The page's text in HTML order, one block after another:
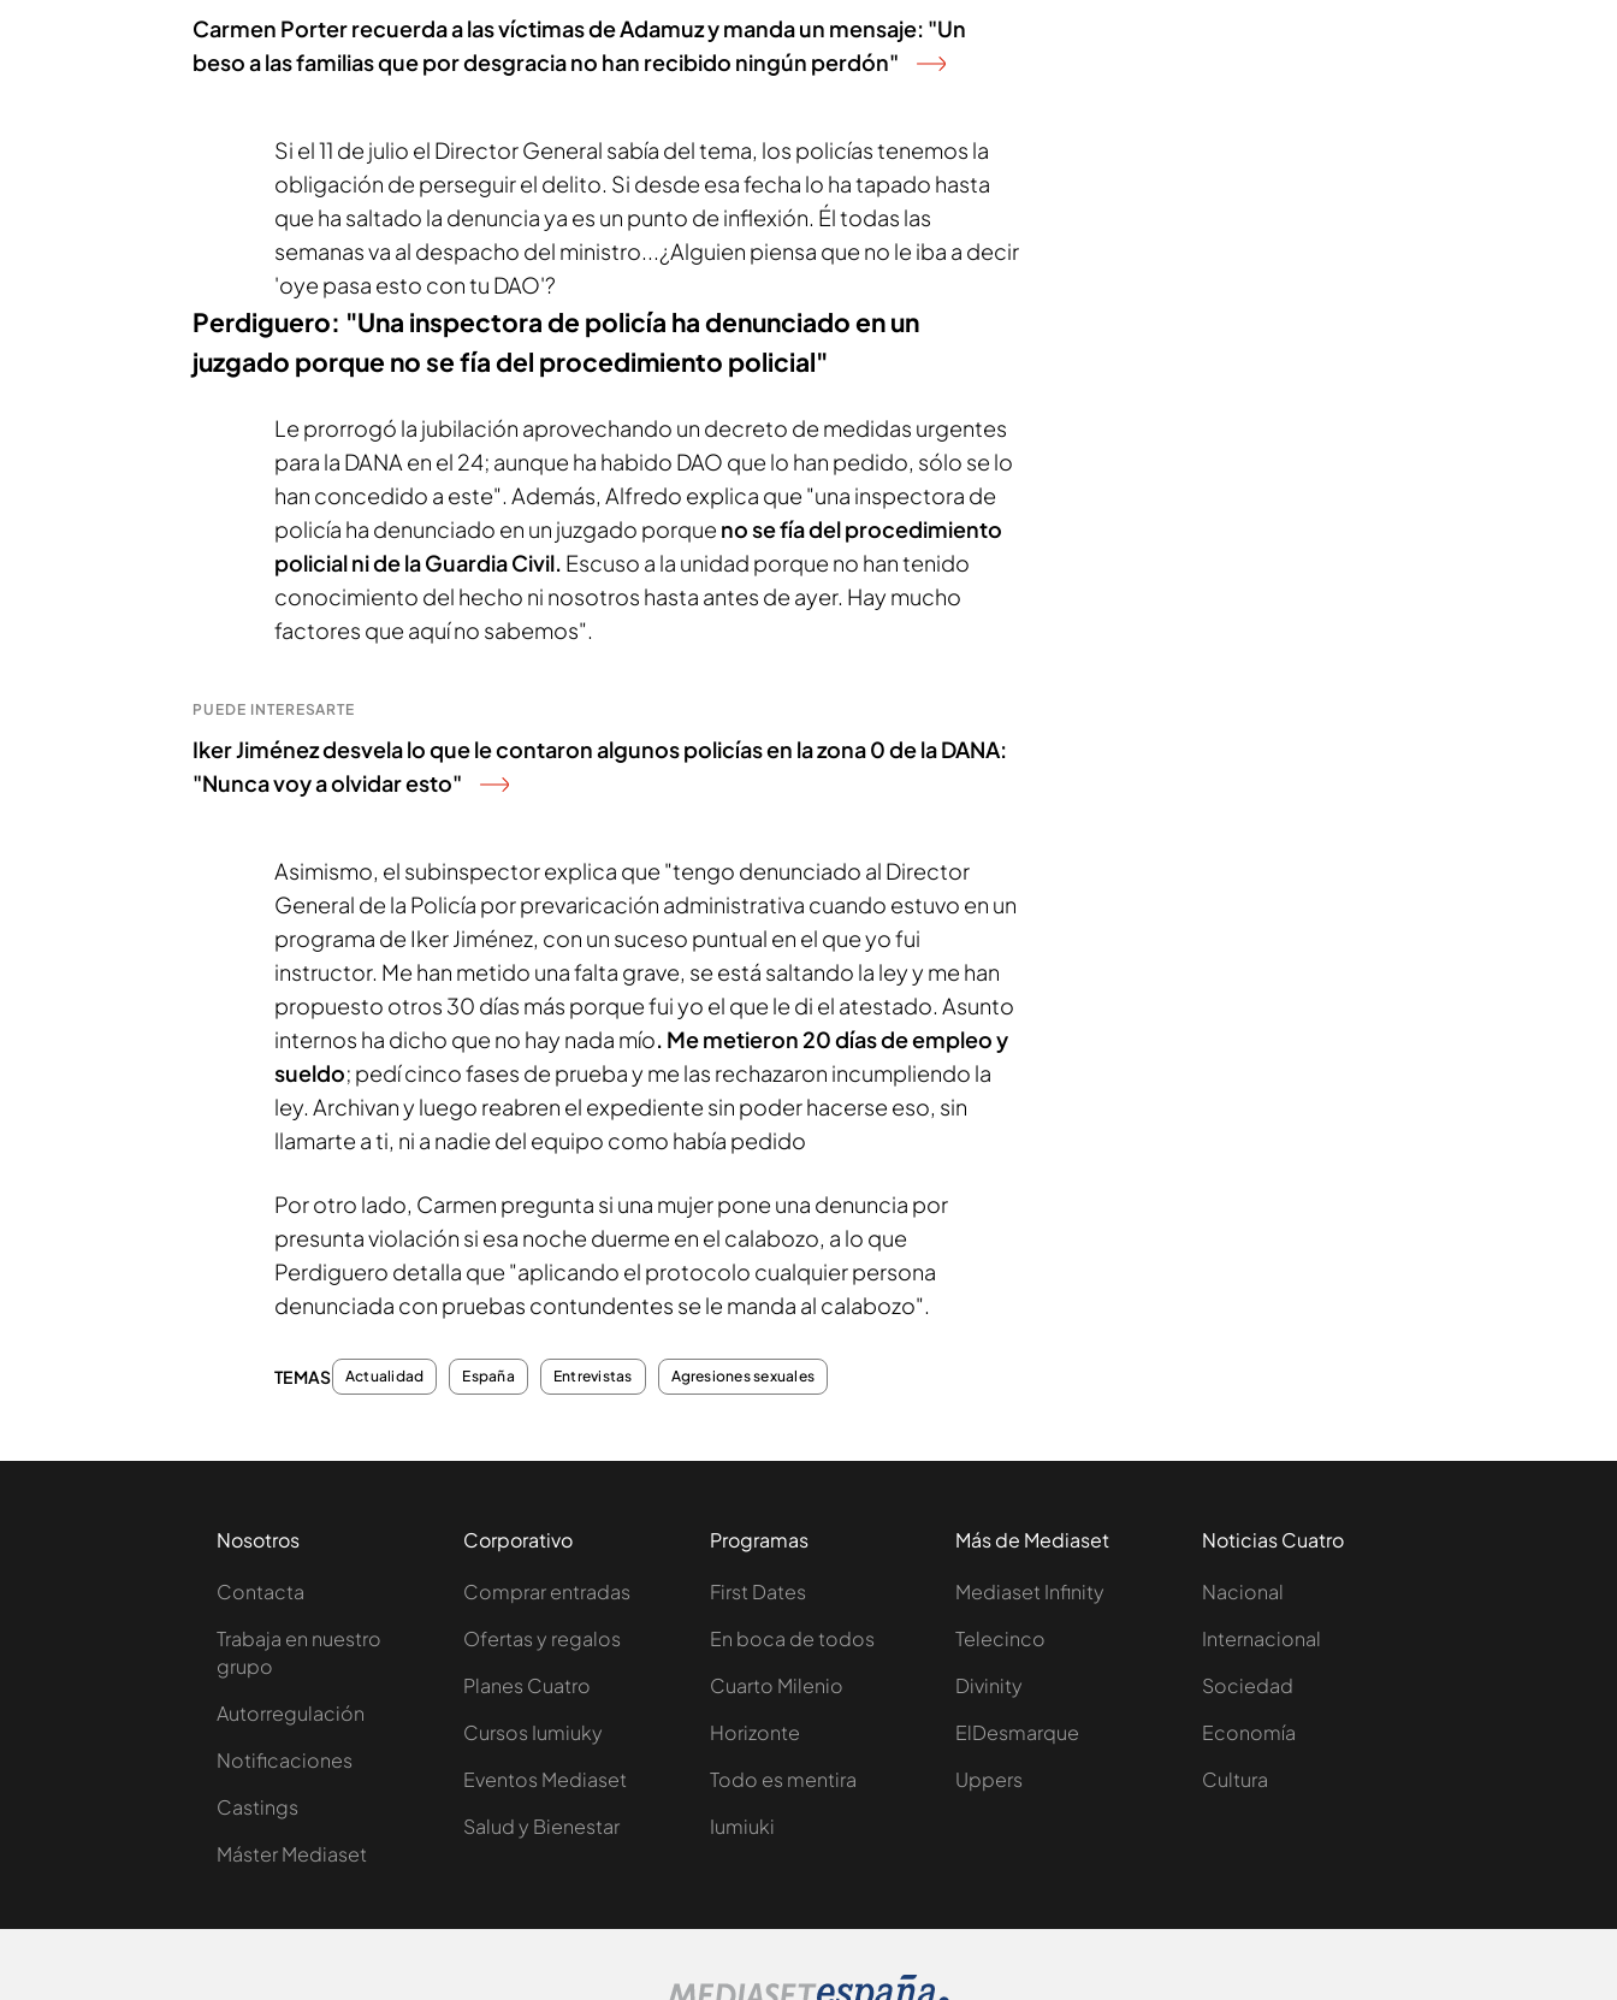
Carmen Porter recuerda a las víctimas de Adamuz y manda un mensaje: "Un
beso a las familias que por desgracia no han recibido ningún perdón"
Si el 11 de julio el Director General sabía del tema, los policías tenemos la
obligación de perseguir el delito. Si desde esa fecha lo ha tapado hasta
que ha saltado la denuncia ya es un punto de inflexión. Él todas las
semanas va al despacho del ministro...¿Alguien piensa que no le iba a decir
'oye pasa esto con tu DAO'?
Perdiguero: "Una inspectora de policía ha denunciado en un
juzgado porque no se fía del procedimiento policial"
Le prorrogó la jubilación aprovechando un decreto de medidas urgentes
para la DANA en el 24; aunque ha habido DAO que lo han pedido, sólo se lo
han concedido a este". Además, Alfredo explica que "una inspectora de
policía ha denunciado en un juzgado porque no se fía del procedimiento
policial ni de la Guardia Civil. Escuso a la unidad porque no han tenido
conocimiento del hecho ni nosotros hasta antes de ayer. Hay mucho
factores que aquí no sabemos".
PUEDE INTERESARTE
Iker Jiménez desvela lo que le contaron algunos policías en la zona 0 de la DANA:
"Nunca voy a olvidar esto"
Asimismo, el subinspector explica que "tengo denunciado al Director
General de la Policía por prevaricación administrativa cuando estuvo en un
programa de Iker Jiménez, con un suceso puntual en el que yo fui
instructor. Me han metido una falta grave, se está saltando la ley y me han
propuesto otros 30 días más porque fui yo el que le di el atestado. Asunto
internos ha dicho que no hay nada mío. Me metieron 20 días de empleo y
sueldo; pedí cinco fases de prueba y me las rechazaron incumpliendo la
ley. Archivan y luego reabren el expediente sin poder hacerse eso, sin
llamarte a ti, ni a nadie del equipo como había pedido
Por otro lado, Carmen pregunta si una mujer pone una denuncia por
presunta violación si esa noche duerme en el calabozo, a lo que
Perdiguero detalla que "aplicando el protocolo cualquier persona
denunciada con pruebas contundentes se le manda al calabozo".
TEMAS Actualidad España Entrevistas Agresiones sexuales
Nosotros
Contacta
Trabaja en nuestro
grupo
Autorregulación
Notificaciones
Castings
Máster Mediaset
Corporativo
Comprar entradas
Ofertas y regalos
Planes Cuatro
Cursos Iumiuky
Eventos Mediaset
Salud y Bienestar
Programas
First Dates
En boca de todos
Cuarto Milenio
Horizonte
Todo es mentira
Iumiuki
Más de Mediaset
Mediaset Infinity
Telecinco
Divinity
ElDesmarque
Uppers
Noticias Cuatro
Nacional
Internacional
Sociedad
Economía
Cultura